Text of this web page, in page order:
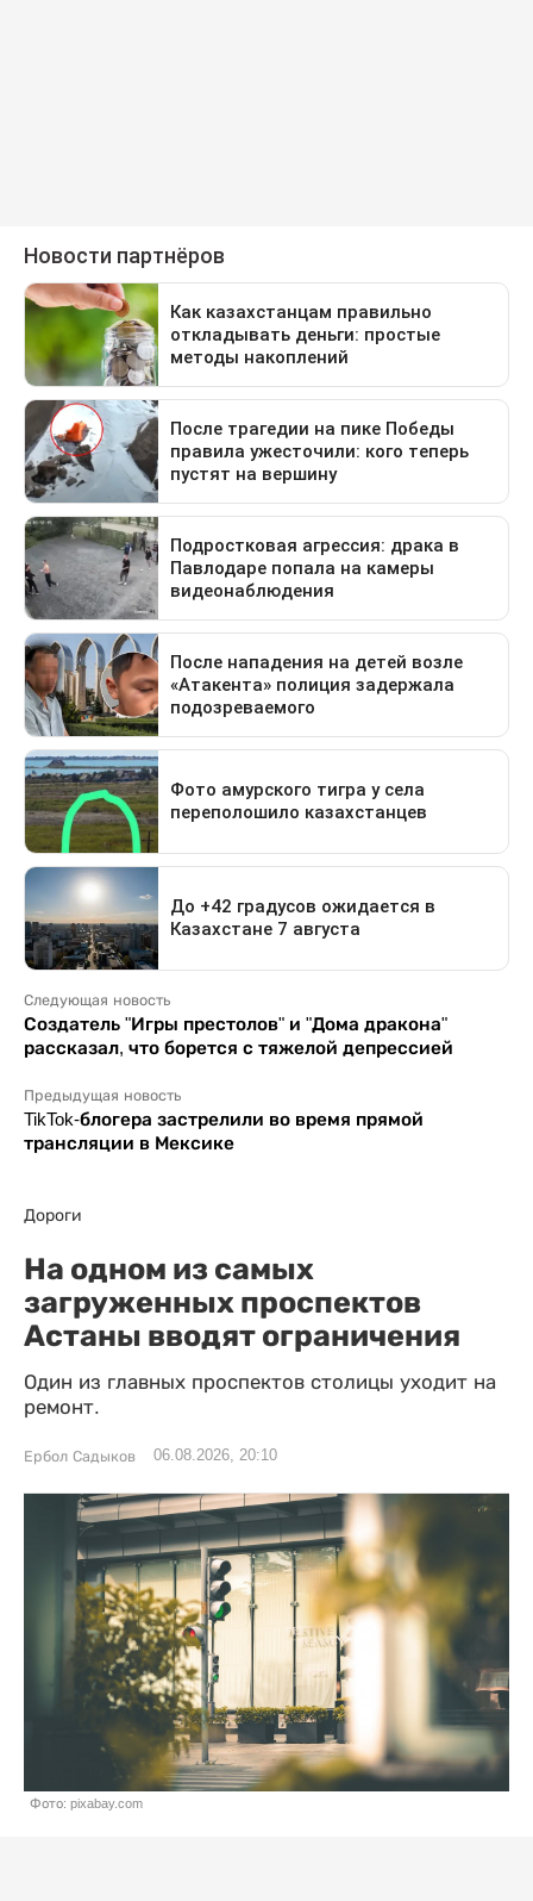
Следующая новость
Создатель "Игры престолов" и "Дома дракона"
рассказал, что борется с тяжелой депрессией
Предыдущая новость
TikTok-блогера застрелили во время прямой
трансляции в Мексике
Дороги
На одном из самых
загруженных проспектов
Астаны вводят ограничения
Один из главных проспектов столицы уходит на
ремонт.
Ербол Садыков 06.08.2026, 20:10
Фото: pixabay.com